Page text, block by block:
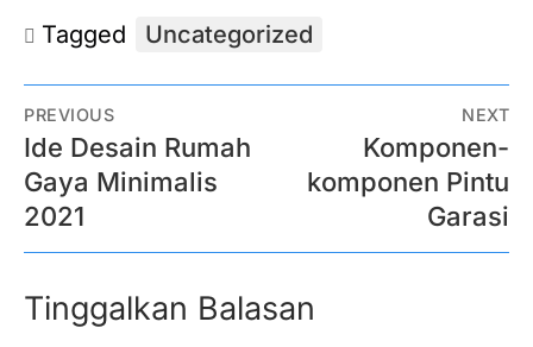
Tagged Uncategorized
PREVIOUS
Ide Desain Rumah
Gaya Minimalis
2021
NEXT
Komponen-
komponen Pintu
Garasi
Tinggalkan Balasan